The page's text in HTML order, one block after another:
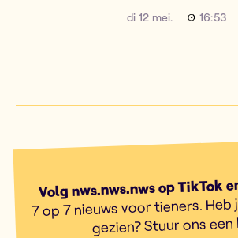
di 12 mei. 16:53
Volg nws.nws.nws op TikTok
7 op 7 nieuws voor tieners. Heb
gezien? Stuur ons een